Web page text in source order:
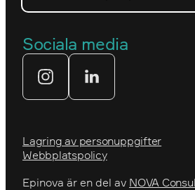
Prins Daniels Fellowship
Tekniksprånget
Våra partners
Sociala media
Lagring av personuppgifter
Webbplatspolicy
Epinova är en del av NOVA